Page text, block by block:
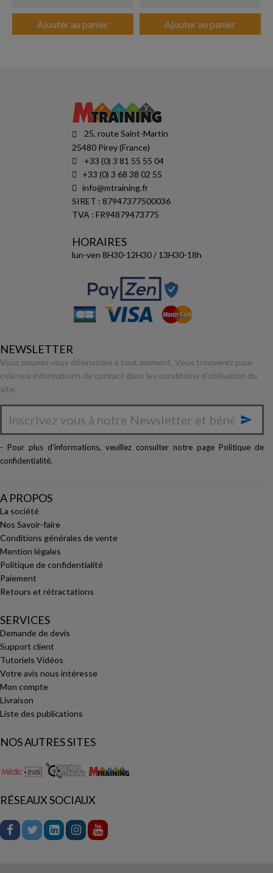
Ajouter au panier Ajouter au panier
25, route Saint-Martin
25480 Pirey (France)
+33 (0) 3 81 55 55 04
+33 (0) 3 68 38 02 55
info@mtraining.fr
SIRET : 87947377500036
TVA : FR94879473775
HORAIRES
lun-ven 8H30-12H30 / 13H30-18h
NEWSLETTER
Vous pouvez vous désinscrire à tout moment. Vous trouverez pour
cela nos informations de contact dans les conditions d'utilisation du
site.

- Pour plus d'informations, veuillez consulter notre page Politique de
confidentialité.
A PROPOS
La société
Nos Savoir-faire
Conditions générales de vente
Mention légales
Politique de confidentialité
Paiement
Retours et rétractations
SERVICES
Demande de devis
Support client
Tutoriels Vidéos
Votre avis nous intéresse
Mon compte
Livraison
Liste des publications
NOS AUTRES SITES
RÉSEAUX SOCIAUX